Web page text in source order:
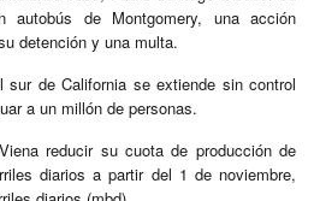
de Montgomery, una acción
detención y una multa.
de California se extiende sin control
a un millón de personas.
reducir su cuota de producción de
diarios a partir del 1 de noviembre,